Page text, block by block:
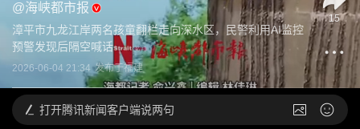
@海峡都市报
漳平市九龙江岸两名孩童翻栏走向深水区，民警利用AI监控
预警发现后隔空喊话
2026-06-04 21:34 发布于福建
15
打开腾讯新闻客户端说两句